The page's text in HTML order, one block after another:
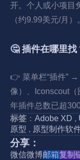
开。个人或小项目
（约9.99美元/月）
🤔 插件在哪里找
👉 菜单栏“插件” →
像）、Iconscout
年插件总数已超300
标签 ： Adobe XD ,
原型 , 原型制作软
分享：
微信微博邮箱复制